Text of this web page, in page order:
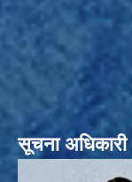
सूचना अधिकारी